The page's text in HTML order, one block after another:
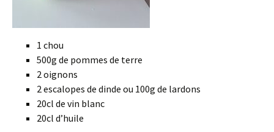
1 chou
500g de pommes de terre
2 oignons
2 escalopes de dinde ou 100g de lardons
20cl de vin blanc
20cl d’huile